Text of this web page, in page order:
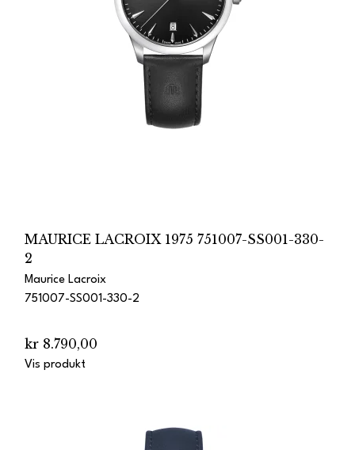
MAURICE LACROIX 1975 751007-SS001-330-
2
Maurice Lacroix
751007-SS001-330-2
kr 8.790,00
Vis produkt